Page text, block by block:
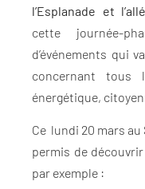
l’Esplanade et
cette journée-
d’événements qui
concernant tous
énergétique,
Ce lundi 20 mars
permis de
par exemple :